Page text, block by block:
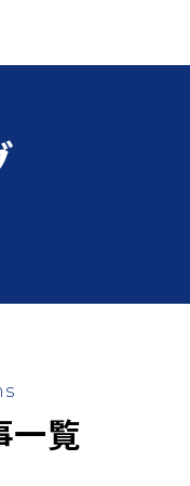
一覧